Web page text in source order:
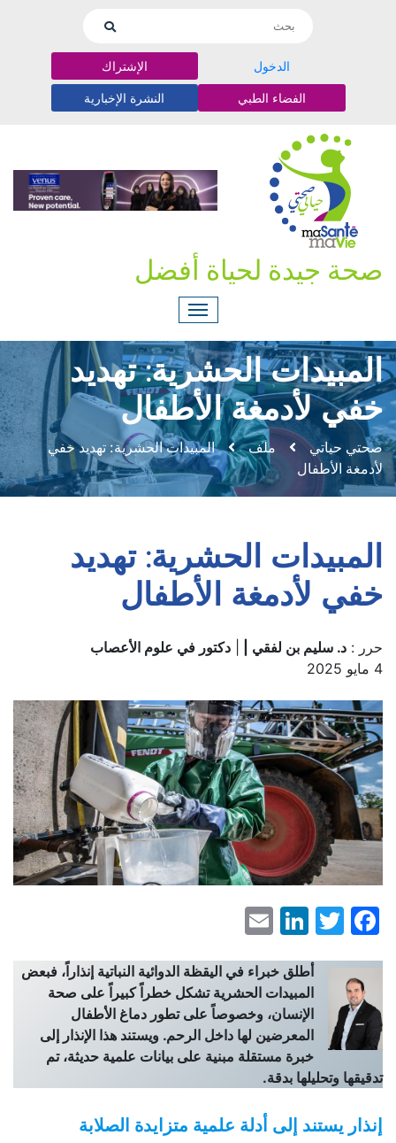
الدخول الإشتراك
الفضاء الطبي النشرة الإخبارية
صحة جيدة لحياة أفضل
المبيدات الحشرية: تهديد
خفي لأدمغة الأطفال
صحتي حياتي ملف
المبيدات الحشرية: تهديد خفي
لأدمغة الأطفال
المبيدات الحشرية: تهديد
خفي لأدمغة الأطفال
حرر : د. سليم بن لفقي |
دكتور في علوم الأعصاب
4 مايو 2025
Facebook
Twitter
LinkedIn
أطلق خبراء في اليقظة الدوائية النباتية إنذاراً، فبعض
المبيدات الحشرية تشكل خطراً كبيراً على صحة
الإنسان، وخصوصاً على تطور دماغ الأطفال
المعرضين لها داخل الرحم. ويستند هذا الإنذار إلى
خبرة مستقلة مبنية على بيانات علمية حديثة، تم
تدقيقها وتحليلها بدقة.
إنذار يستند إلى أدلة علمية متزايدة الصلابة